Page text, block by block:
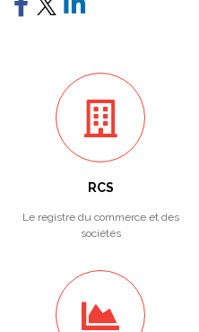
RCS
Le registre du commerce et des
sociétés